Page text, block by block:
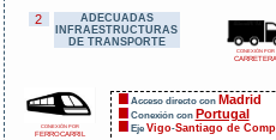
2
ADECUADAS
INFRAESTRUCTURAS
DE TRANSPORTE
CONEXIÓN POR
CARRETERA
CONEXIÓN POR
FERROCARRIL
Acceso directo con Madrid
Conexión con Portugal
Eje Vigo-Santiago de